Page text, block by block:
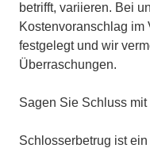
betrifft, variieren. Bei
Kostenvoranschlag im
festgelegt und wir
Überraschungen.
Sagen Sie Schluss
Schlosserbetrug ist